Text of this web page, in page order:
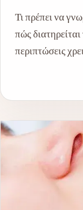
Τι πρέπει να
πώς
περιπτώσεις